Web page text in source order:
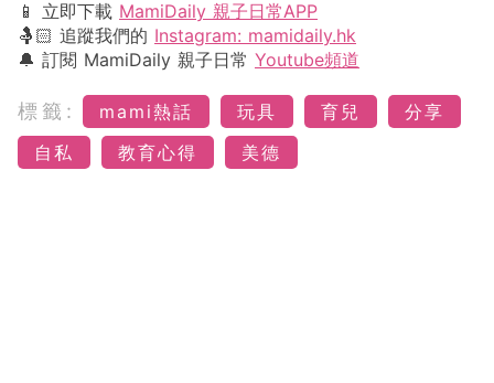
📱 立即下載 MamiDaily 親子日常APP
🤱🏻 追蹤我們的 Instagram: mamidaily.hk
🔔 訂閱 MamiDaily 親子日常 Youtube頻道
標籤: mami熱話 玩具 育兒
分享
自私
教育心得 美德